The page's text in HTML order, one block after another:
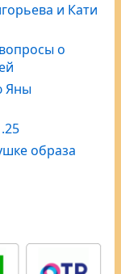
и Кати
о
Яны
образа